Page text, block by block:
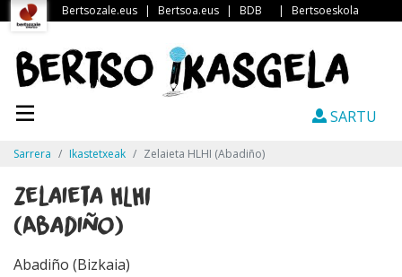
Bertsozale.eus | Bertsoa.eus | BDB | Bertsoeskola
SARTU
Sarrera Ikastetxeak Zelaieta HLHI (Abadiño)
Zelaieta HLHI
(Abadiño)
Abadiño (Bizkaia)